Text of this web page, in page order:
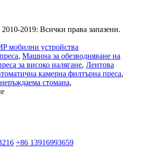
2019: Всички права запазени.
мобилни устройства
, Машина за обезводняване на
за високо налягане, Лентова
камерна филтърна преса,
стомана,
+86 13916993659